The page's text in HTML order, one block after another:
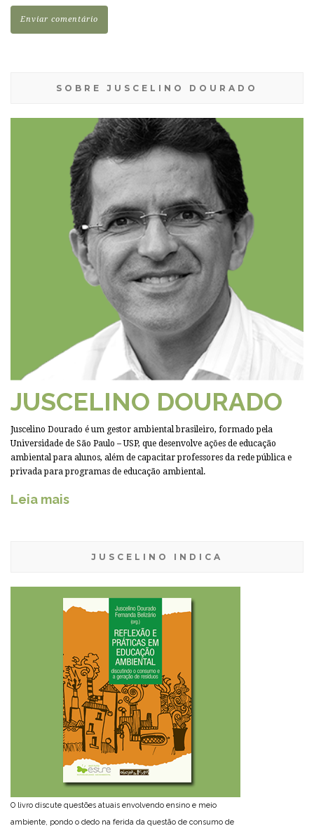
SOBRE JUSCELINO DOURADO
JUSCELINO DOURADO
Juscelino Dourado é um gestor ambiental brasileiro, formado pela
Universidade de São Paulo – USP, que desenvolve ações de educação
ambiental para alunos, além de capacitar professores da rede pública e
privada para programas de educação ambiental.
Leia mais
JUSCELINO INDICA
O livro discute questões atuais envolvendo ensino e meio
ambiente, pondo o dedo na ferida da questão de consumo de